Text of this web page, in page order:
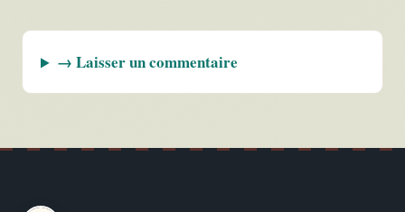
→ Laisser un commentaire